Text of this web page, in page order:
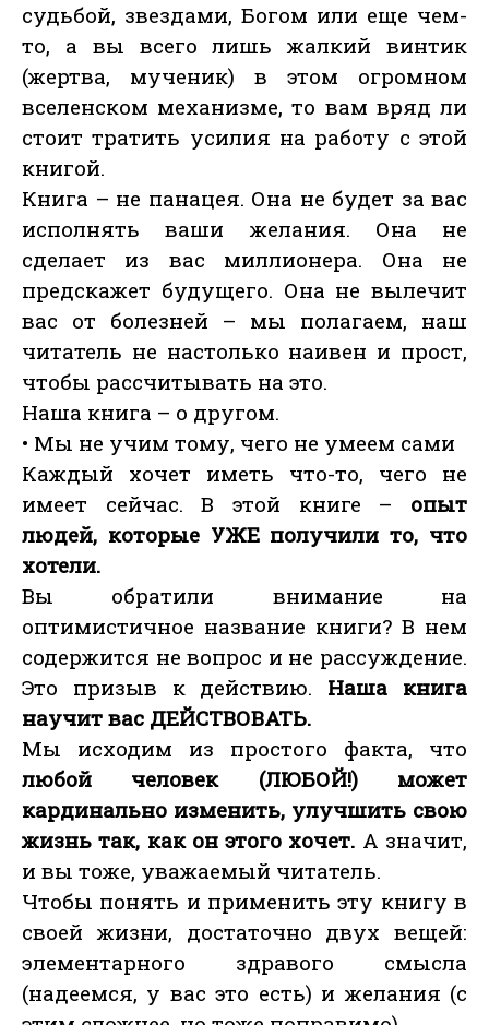
судьбой, звездами, Богом или еще чем-
то, а вы всего лишь жалкий винтик
(жертва, мученик) в этом огромном
вселенском механизме, то вам вряд ли
стоит тратить усилия на работу с этой
книгой.
Книга – не панацея. Она не будет за вас
исполнять ваши желания. Она не
сделает из вас миллионера. Она не
предскажет будущего. Она не вылечит
вас от болезней – мы полагаем, наш
читатель не настолько наивен и прост,
чтобы рассчитывать на это.
Наша книга – о другом.
• Мы не учим тому, чего не умеем сами
Каждый хочет иметь что-то, чего не
имеет сейчас. В этой книге – опыт
людей, которые УЖЕ получили то, что
хотели.
Вы обратили внимание на
оптимистичное название книги? В нем
содержится не вопрос и не рассуждение.
Это призыв к действию. Наша книга
научит вас ДЕЙСТВОВАТЬ.
Мы исходим из простого факта, что
любой человек (ЛЮБОЙ!) может
кардинально изменить, улучшить свою
жизнь так, как он этого хочет. А значит,
и вы тоже, уважаемый читатель.
Чтобы понять и применить эту книгу в
своей жизни, достаточно двух вещей:
элементарного здравого смысла
(надеемся, у вас это есть) и желания (с